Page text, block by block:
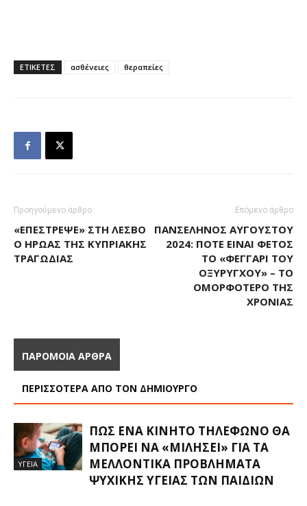
ΕΤΙΚΕΤΕΣ ασθένειες θεραπείες
Προηγούμενο άρθρο
«ΕΠΈΣΤΡΕΨΕ» ΣΤΗ ΛΈΣΒΟ
Ο ΉΡΩΑΣ ΤΗΣ ΚΥΠΡΙΑΚΉΣ
ΤΡΑΓΩΔΊΑΣ
Επόμενο άρθρο
ΠΑΝΣΈΛΗΝΟΣ ΑΥΓΟΎΣΤΟΥ
2024: ΠΌΤΕ ΕΊΝΑΙ ΦΈΤΟΣ
ΤΟ «ΦΕΓΓΆΡΙ ΤΟΥ
ΟΞΎΡΥΓΧΟΥ» – ΤΟ
ΟΜΟΡΦΌΤΕΡΟ ΤΗΣ
ΧΡΟΝΙΆΣ
ΠΑΡΟΜΟΙΑ ΑΡΘΡΑ
ΠΕΡΙΣΣΟΤΕΡΑ ΑΠΟ ΤΟΝ ΔΗΜΙΟΥΡΓΟ
ΥΓΕΙΑ
ΠΏΣ ΈΝΑ ΚΙΝΗΤΌ ΤΗΛΈΦΩΝΟ ΘΑ
ΜΠΟΡΕΊ ΝΑ «ΜΙΛΉΣΕΙ» ΓΙΑ ΤΑ
ΜΕΛΛΟΝΤΙΚΆ ΠΡΟΒΛΉΜΑΤΑ
ΨΥΧΙΚΉΣ ΥΓΕΊΑΣ ΤΩΝ ΠΑΙΔΙΏΝ